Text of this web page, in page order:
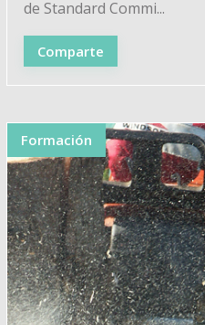
de Standard Commi...
Comparte
Formación